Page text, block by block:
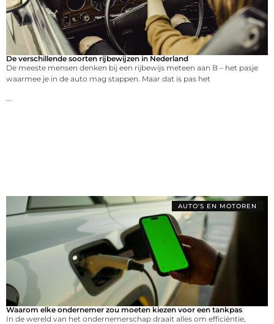
De verschillende soorten rijbewijzen in Nederland
De meeste mensen denken bij een rijbewijs meteen aan B – het pasje
waarmee je in de auto mag stappen. Maar dat is pas het
...
AUTO'S EN MOTOREN
Waarom elke ondernemer zou moeten kiezen voor een tankpas
In de wereld van het ondernemerschap draait alles om efficiëntie,